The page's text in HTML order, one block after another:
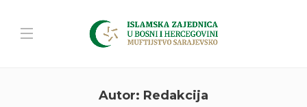
Autor: Redakcija